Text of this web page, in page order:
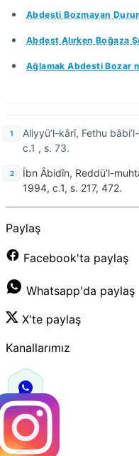
Abdesti Bozmayan
Abdest Alırken Boğaza
Ağlamak Abdesti Bozar
Aliyyü’l-kârî, Fethu
c.1 , s. 73.
İbn Âbidîn, Reddü’l-
1994, c.1, s. 217, 472.
Paylaş
Facebook'ta paylaş
Whatsapp'da paylaş
X'te paylaş
Kanallarımız